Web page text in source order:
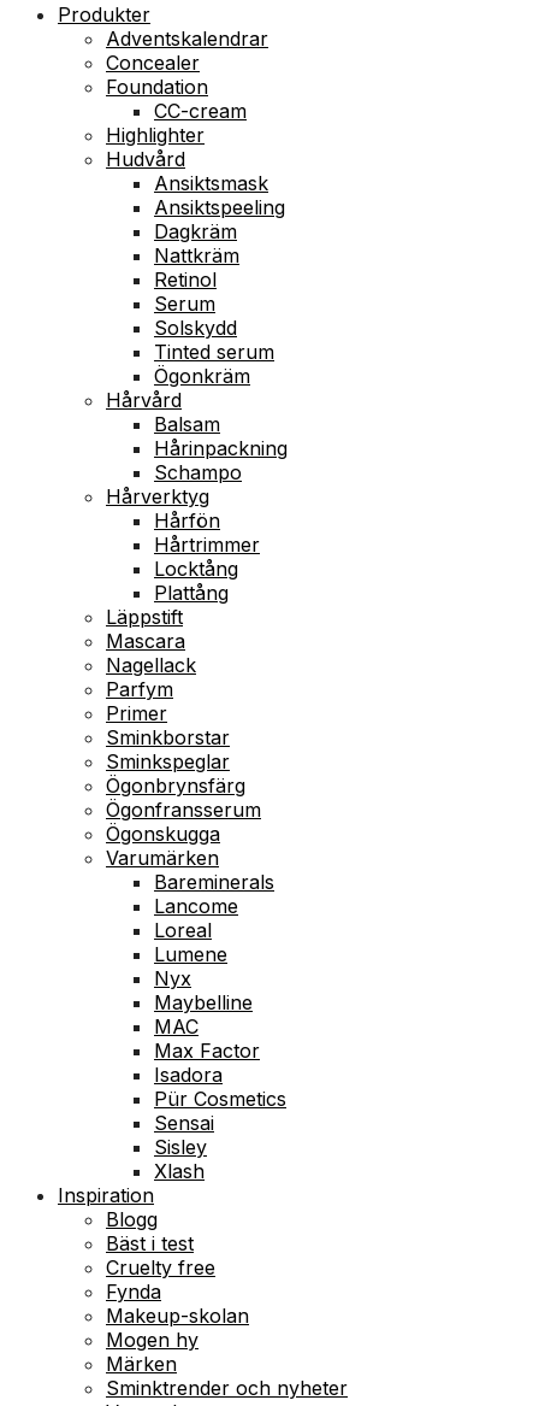
Produkter
Adventskalendrar
Concealer
Foundation
CC-cream
Highlighter
Hudvård
Ansiktsmask
Ansiktspeeling
Dagkräm
Nattkräm
Retinol
Serum
Solskydd
Tinted serum
Ögonkräm
Hårvård
Balsam
Hårinpackning
Schampo
Hårverktyg
Hårfön
Hårtrimmer
Locktång
Plattång
Läppstift
Mascara
Nagellack
Parfym
Primer
Sminkborstar
Sminkspeglar
Ögonbrynsfärg
Ögonfransserum
Ögonskugga
Varumärken
Bareminerals
Lancome
Loreal
Lumene
Nyx
Maybelline
MAC
Max Factor
Isadora
Pür Cosmetics
Sensai
Sisley
Xlash
Inspiration
Blogg
Bäst i test
Cruelty free
Fynda
Makeup-skolan
Mogen hy
Märken
Sminktrender och nyheter